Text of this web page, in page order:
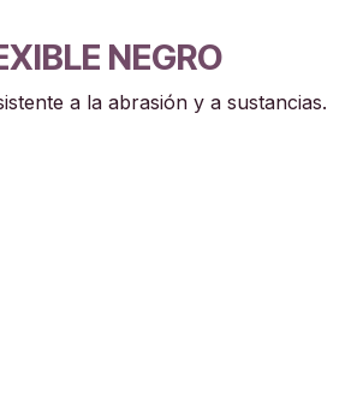
NEGRO
a la abrasión y a sustancias.